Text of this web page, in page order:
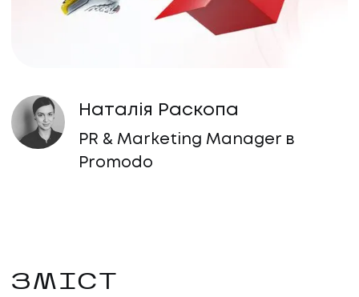
Наталія Раскопа
PR & Marketing Manager в
Promodo
ЗМІСТ